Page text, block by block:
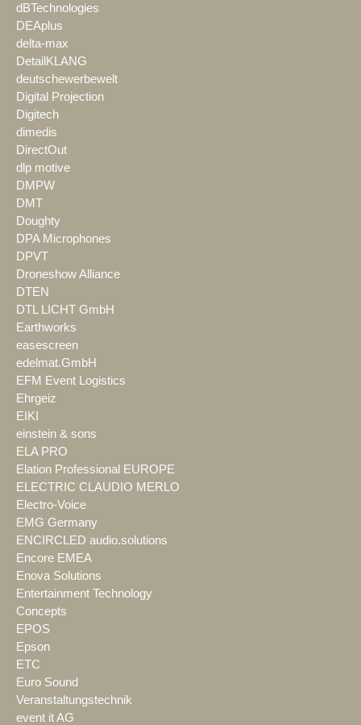
dBTechnologies
DEAplus
delta-max
DetailKLANG
deutschewerbewelt
Digital Projection
Digitech
dimedis
DirectOut
dlp motive
DMPW
DMT
Doughty
DPA Microphones
DPVT
Droneshow Alliance
DTEN
DTL LICHT GmbH
Earthworks
easescreen
edelmat.GmbH
EFM Event Logistics
Ehrgeiz
EIKI
einstein & sons
ELA PRO
Elation Professional EUROPE
ELECTRIC CLAUDIO MERLO
Electro-Voice
EMG Germany
ENCIRCLED audio.solutions
Encore EMEA
Enova Solutions
Entertainment Technology
Concepts
EPOS
Epson
ETC
Euro Sound
Veranstaltungstechnik
event it AG